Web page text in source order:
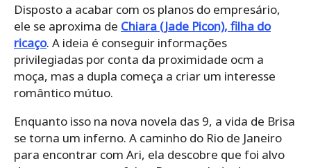
Disposto a acabar com os planos do empresário,
ele se aproxima de Chiara (Jade Picon), filha do
ricaço. A ideia é conseguir informações
privilegiadas por conta da proximidade ocm a
moça, mas a dupla começa a criar um interesse
romântico mútuo.
Enquanto isso na nova novela das 9, a vida de Brisa
se torna um inferno. A caminho do Rio de Janeiro
para encontrar com Ari, ela descobre que foi alvo